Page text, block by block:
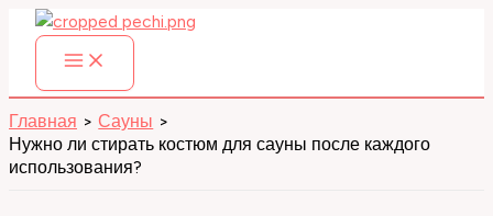
Перейти
содержимому
Главная
Сауны
Нужно ли стирать костюм для сауны после каждого
использования?